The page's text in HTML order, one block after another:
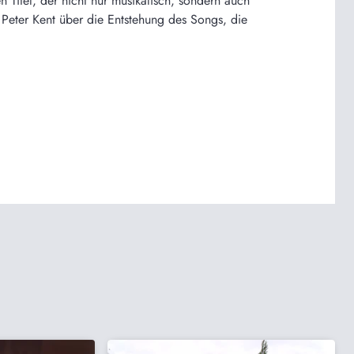
Kent über die Entstehung des Songs, die